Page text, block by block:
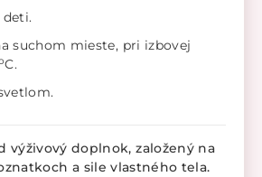
deti.
suchom mieste, pri izbovej
C.
výživový doplnok, založený na
a sile vlastného tela.